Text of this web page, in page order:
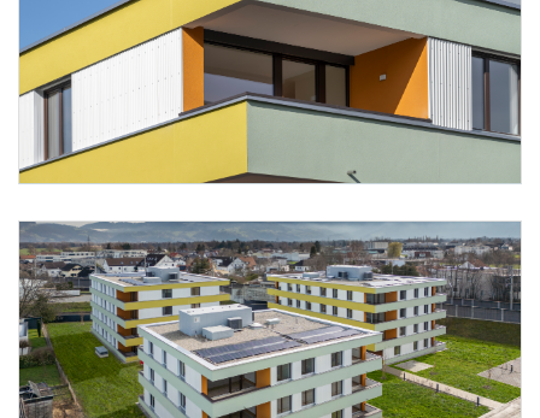
Foto 11: Alpenländische/ Florian Scherl